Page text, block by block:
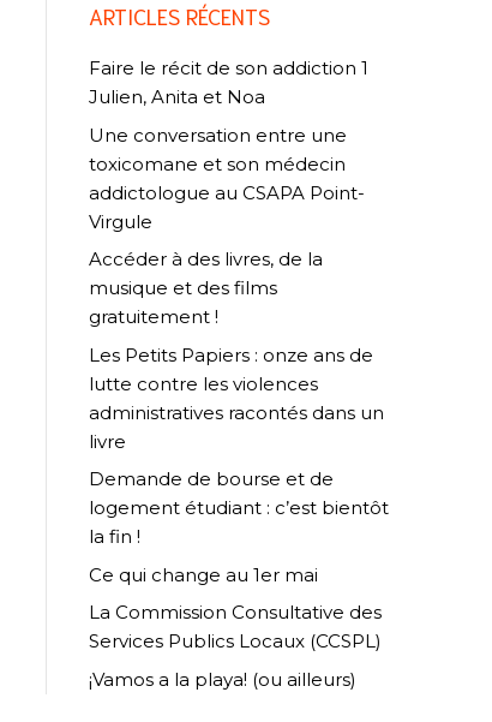
ARTICLES RÉCENTS
Faire le récit de son addiction 1
Julien, Anita et Noa
Une conversation entre une
toxicomane et son médecin
addictologue au CSAPA Point-
Virgule
Accéder à des livres, de la
musique et des films
gratuitement !
Les Petits Papiers : onze ans de
lutte contre les violences
administratives racontés dans un
livre
Demande de bourse et de
logement étudiant : c’est bientôt
la fin !
Ce qui change au 1er mai
La Commission Consultative des
Services Publics Locaux (CCSPL)
¡Vamos a la playa! (ou ailleurs)